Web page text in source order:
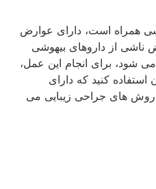
است، دارای عوارض
از داروهای بیهوشی
برای انجام این عمل،
کنید که دارای
های جراحی زیبایی می